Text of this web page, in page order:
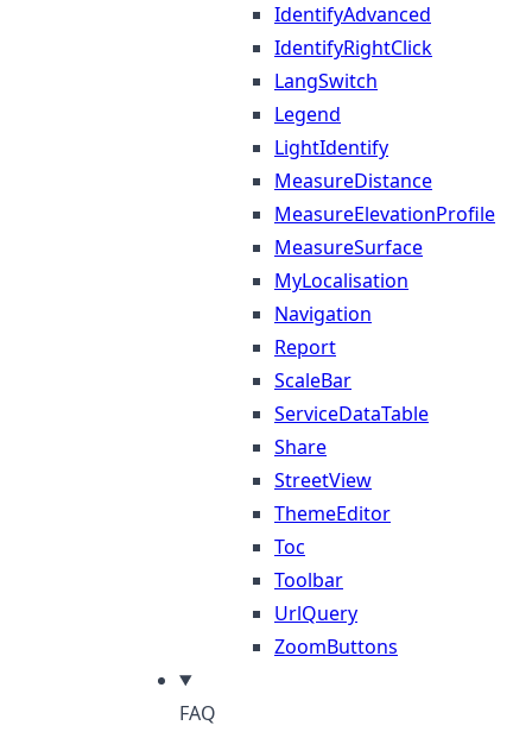
IdentifyAdvanced
IdentifyRightClick
LangSwitch
Legend
LightIdentify
MeasureDistance
MeasureElevationProfile
MeasureSurface
MyLocalisation
Navigation
Report
ScaleBar
ServiceDataTable
Share
StreetView
ThemeEditor
Toc
Toolbar
UrlQuery
ZoomButtons
FAQ